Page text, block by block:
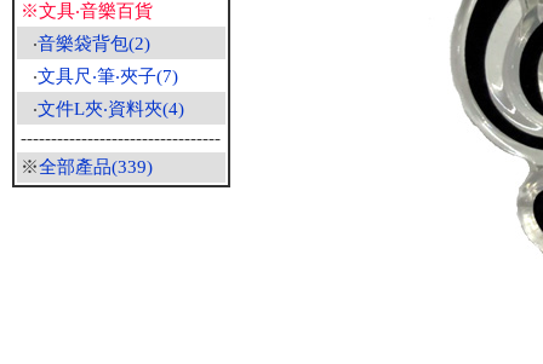
※文具‧音樂百貨
‧音樂袋背包(2)
‧文具尺‧筆‧夾子(7)
‧文件L夾‧資料夾(4)
---------------------------------
※全部產品(339)